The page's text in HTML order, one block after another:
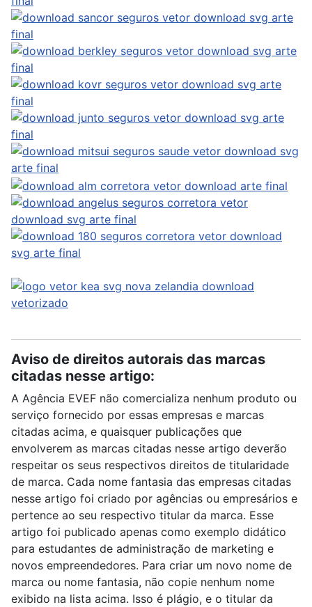
Aviso de direitos autorais das marcas
citadas nesse artigo:
A Agência EVEF não comercializa nenhum produto ou
serviço fornecido por essas empresas e marcas
citadas acima, e quaisquer publicações que
envolverem as marcas citadas nesse artigo deverão
respeitar os seus respectivos direitos de titularidade
de marca. Cada nome fantasia das empresas citadas
nesse artigo foi criado por agências ou empresários e
pertence ao seu respectivo titular da marca. Esse
artigo foi publicado apenas como exemplo didático
para estudantes de administração de marketing e
novos empreendedores. Para criar um novo nome de
marca ou nome fantasia, não copie nenhum nome
exibido na lista acima. Isso é plágio, e o titular da